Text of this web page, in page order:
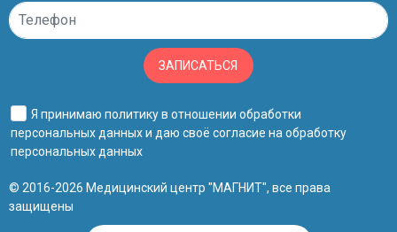
ЗАПИСАТЬСЯ
Я принимаю политику в отношении обработки
персональных данныхи даю своё согласие на обработку
персональных данных
© 2016-2026 Медицинский центр "МАГНИТ", все права
защищены